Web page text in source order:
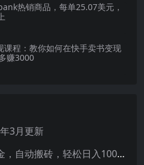
热销商品，每单25.07美元，
课程：教你如何在快手卖书变现
赚3000
3月更新
最新快手磁力万和掘金，自动搬砖，轻松日入100-200，操作简单